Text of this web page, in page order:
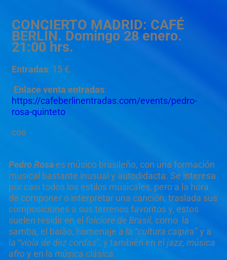
CONCIERTO MADRID: CAFÉ
BERLÍN. Domingo 28 enero.
21:00 hrs.
Entradas: 15 €.
Enlace venta entradas:
https://cafeberlinentradas.com/events/pedro-
rosa-quinteto
cos
Pedro Rosaes músico brasileño, con una formación
musical bastante inusual y autodidacta. Se interesa
por casi todos los estilos musicales, pero a la hora
de componer o interpretar una canción, traslada sus
composiciones a sus terrenos favoritos y, estos
suelen residir en el folclore de Brasil, como la
samba, el baião, homenaje a la “cultura caipira” y a
la “viola de dez cordas”, y también en el jazz, música
afro y en la música clásica.